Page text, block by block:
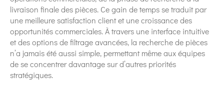
livraison finale des pièces. Ce gain de temps se traduit par
une meilleure satisfaction client et une croissance des
opportunités commerciales. À travers une interface intuitive
et des options de filtrage avancées, la recherche de pièces
n’a jamais été aussi simple, permettant même aux équipes
de se concentrer davantage sur d’autres priorités
stratégiques.